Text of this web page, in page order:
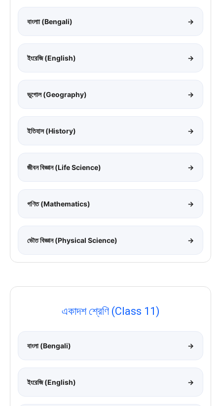
বাংলাা (Bengali) →
ইংরেজি (English) →
ভূগোল (Geography) →
ইতিহাস (History) →
জীবন বিজ্ঞান (Life Science) →
গণিত (Mathematics) →
ভৌত বিজ্ঞান (Physical Science) →
একাদশ শ্রেণি (Class 11)
বাংলা (Bengali) →
ইংরেজি (English) →